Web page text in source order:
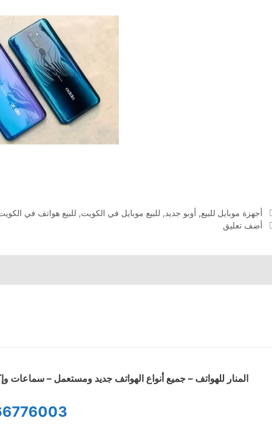
التصنيفات
أجهزة موبايل للبيع, أوبو جديد, للبيع موبايل في الكويت, للبيع هواتف في
أضف تعليق
المنار للهواتف – جميع أنواع الهواتف جديد ومستعمل –